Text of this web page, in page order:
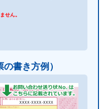
せん。
書き方例）